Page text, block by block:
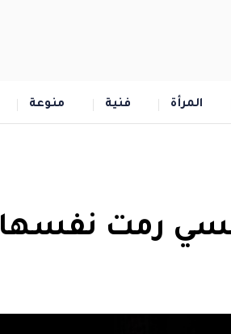
المرأة فنية منوعة
رمت نفسها